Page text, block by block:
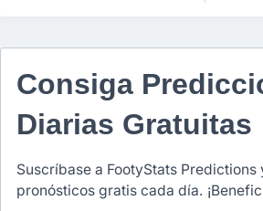
Consiga
Diarias Gratuitas
Suscríbase a FootyStats Predictions
pronósticos gratis cada día.